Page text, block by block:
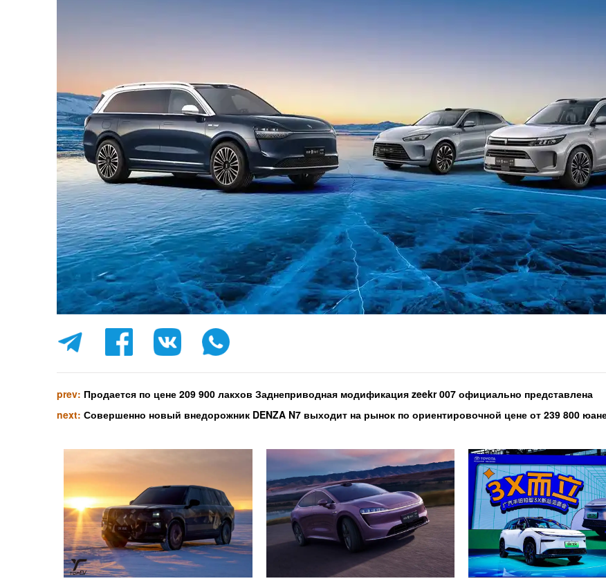
prev: Продается по цене 209 900 лакхов Заднеприводная модификация zeekr 007 официально представлена
next:Совершенно новый внедорожник DENZA N7 выходит на рынок по ориентировочной цене от 239 800